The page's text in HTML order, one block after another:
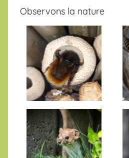
Observons la nature